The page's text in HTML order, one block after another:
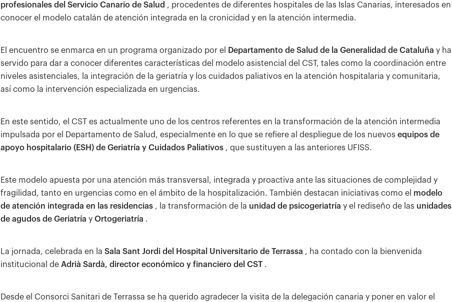
profesionales del Servicio Canario de Salud , procedentes de diferentes hospitales de las Islas Canarias, interesados ​​en
conocer el modelo catalán de atención integrada en la cronicidad y en la atención intermedia.
El encuentro se enmarca en un programa organizado por el Departamento de Salud de la Generalidad de Cataluña y ha
servido para dar a conocer diferentes características del modelo asistencial del CST, tales como la coordinación entre
niveles asistenciales, la integración de la geriatría y los cuidados paliativos en la atención hospitalaria y comunitaria,
así como la intervención especializada en urgencias.
En este sentido, el CST es actualmente uno de los centros referentes en la transformación de la atención intermedia
impulsada por el Departamento de Salud, especialmente en lo que se refiere al despliegue de los nuevos equipos de
apoyo hospitalario (ESH) de Geriatría y Cuidados Paliativos, que sustituyen a las anteriores UFISS.
Este modelo apuesta por una atención más transversal, integrada y proactiva ante las situaciones de complejidad y
fragilidad, tanto en urgencias como en el ámbito de la hospitalización. También destacan iniciativas como el modelo
de atención integrada en las residencias, la transformación de la unidad de psicogeriatría y el rediseño de las unidades
de agudos de Geriatría y Ortogeriatría .
La jornada, celebrada en la Sala Sant Jordi del Hospital Universitario de Terrassa , ha contado con la bienvenida
institucional de Adrià Sardà, director económico y financiero del CST.
Desde el Consorci Sanitari de Terrassa se ha querido agradecer la visita de la delegación canaria y poner en valor el